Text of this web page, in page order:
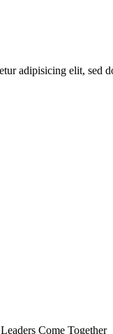
adipisicing elit,
Come Together